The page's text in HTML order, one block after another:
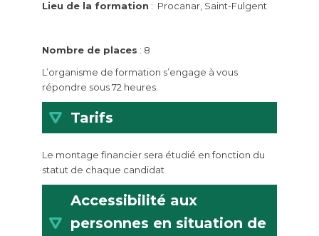
Lieu de la formation : Procanar, Saint-Fulgent
Nombre de places : 8
L’organisme de formation s’engage à vous
répondre sous 72 heures.
Tarifs
Le montage financier sera étudié en fonction du
statut de chaque candidat
Accessibilité aux
personnes en situation de